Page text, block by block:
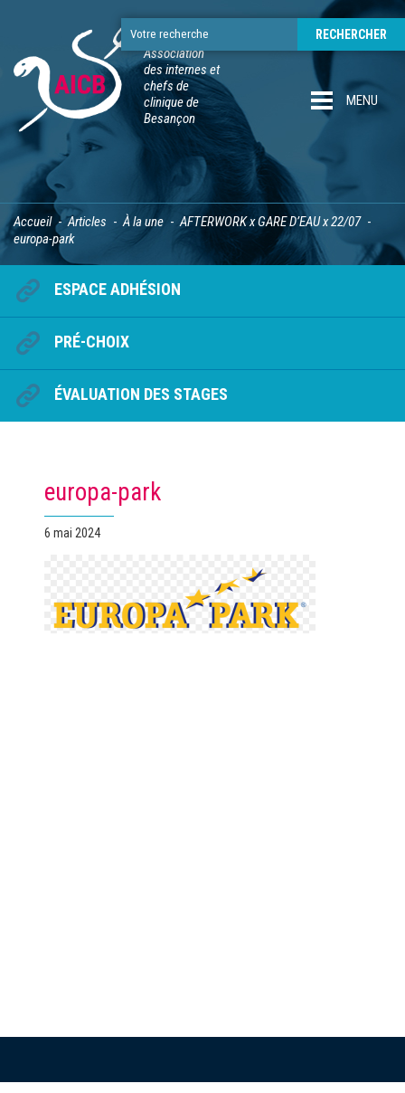
Association
des internes et
chefs de
clinique de
Besançon
MENU
Accueil Articles À la une
AFTERWORK x GARE D’EAU x 22/07
europa-park
ESPACE ADHÉSION
PRÉ-CHOIX
ÉVALUATION DES STAGES
europa-park
Publié
6 mai 2024